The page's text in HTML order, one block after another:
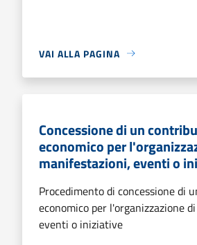
VAI ALLA PAGINA
Concessione di un
economico per
manifestazioni, eventi o
Procedimento di concessione di
economico per l'organizzazione
eventi o iniziative